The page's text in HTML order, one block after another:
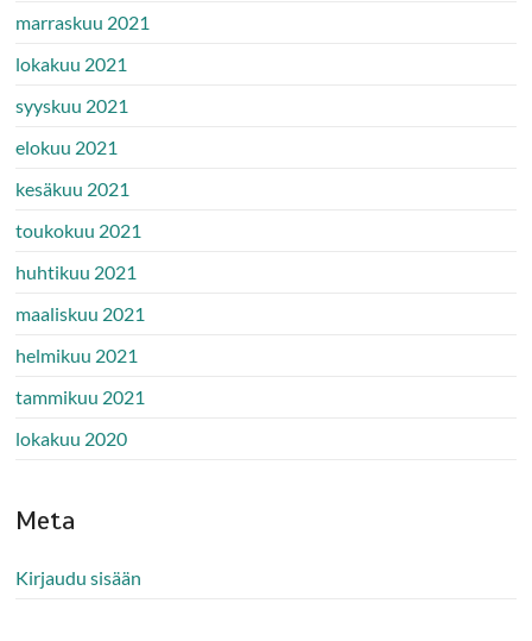
marraskuu 2021
lokakuu 2021
syyskuu 2021
elokuu 2021
kesäkuu 2021
toukokuu 2021
huhtikuu 2021
maaliskuu 2021
helmikuu 2021
tammikuu 2021
lokakuu 2020
Meta
Kirjaudu sisään